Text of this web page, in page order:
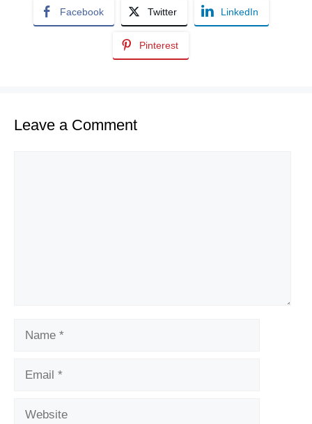
Facebook Twitter LinkedIn
Pinterest
Leave a Comment
Name
Email
Website